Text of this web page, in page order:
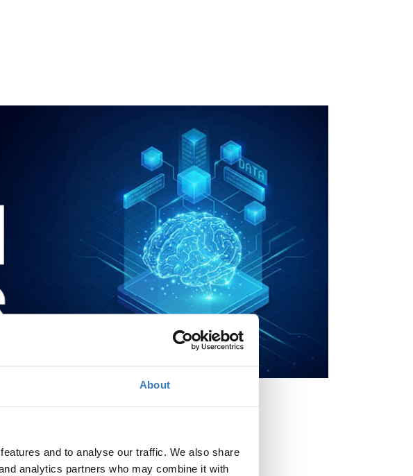
About
and to analyse our traffic. We also share
analytics partners who may combine it with
When?